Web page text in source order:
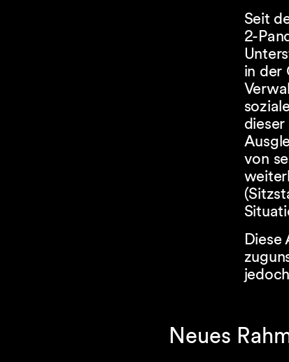
Seit
2-
in der
von
Diese
Neues